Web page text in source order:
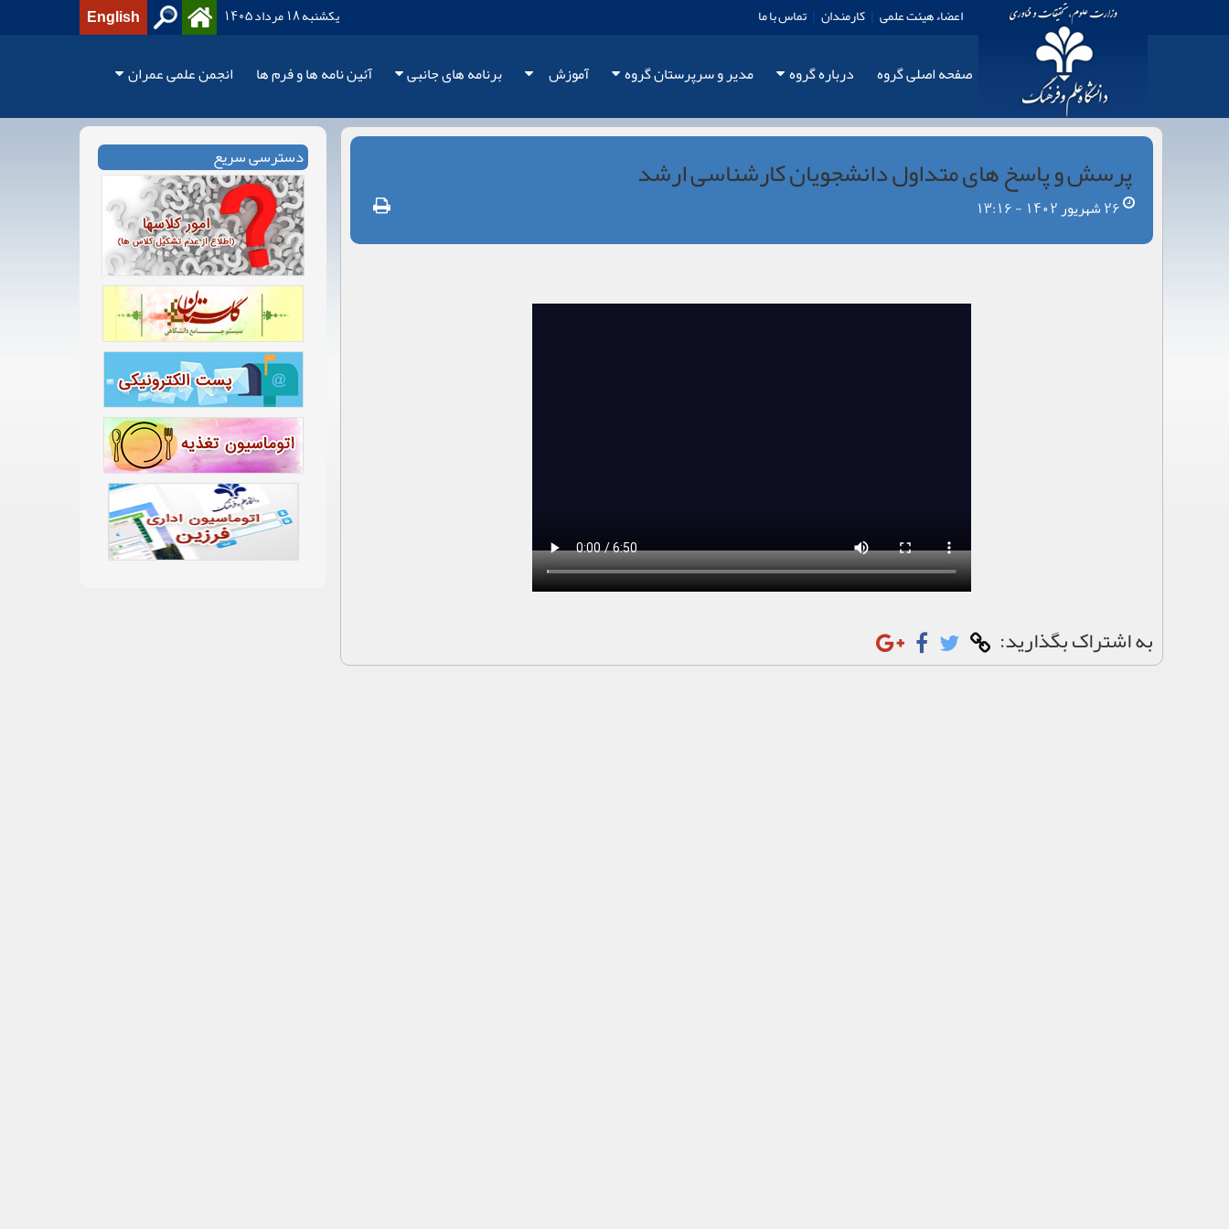
اعضاء هیئت علمی | کارمندان | تماس با ما English یکشنبه 18 مرداد 1405
صفحه اصلی گروه درباره گروه مدیر و سرپرستان گروه آموزش برنامه های جانبی آئین نامه ها و فرم ها انجمن علمی عمران
پرسش و پاسخ های متداول دانشجویان کارشناسی ارشد
به اشتراک بگذارید:
دسترسی سریع